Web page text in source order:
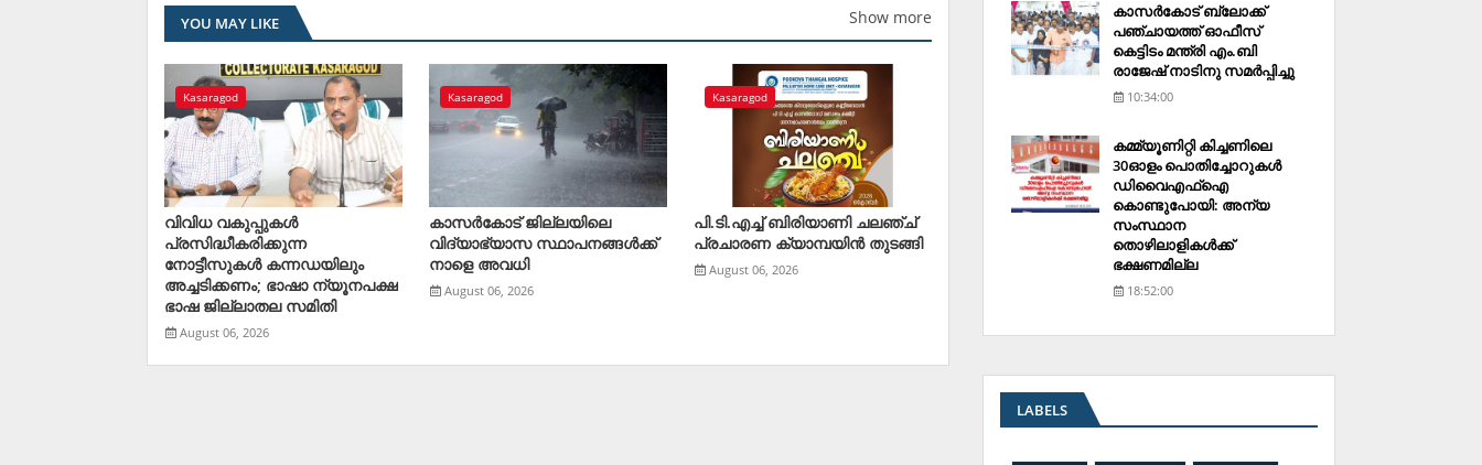
YOU MAY LIKE Show more
Kasaragod
വിവിധ വകുപ്പുകള്‍
പ്രസിദ്ധീകരിക്കുന്ന
നോട്ടീസുകള്‍ കന്നഡയിലും
അച്ചടിക്കണം; ഭാഷാ ന്യൂനപക്ഷ
ഭാഷ ജില്ലാതല സമിതി
August 06, 2026
Kasaragod
കാസര്‍കോട് ജില്ലയിലെ
വിദ്യാഭ്യാസ സ്ഥാപനങ്ങള്‍ക്ക്
നാളെ അവധി
August 06, 2026
Kasaragod
പി.ടി.എച്ച് ബിരിയാണി ചലഞ്ച്
പ്രചാരണ ക്യാമ്പയിൻ തുടങ്ങി
August 06, 2026
കാസര്‍കോട് ബ്ലോക്ക്
പഞ്ചായത്ത് ഓഫീസ്
കെട്ടിടം മന്ത്രി എം.ബി
രാജേഷ് നാടിനു സമര്‍പ്പിച്ചു
10:34:00
കമ്മ്യൂണിറ്റി കിച്ചണിലെ
30ഓളം പൊതിച്ചോറുകള്‍
ഡിവൈഎഫ്‌ഐ
കൊണ്ടുപോയി: അന്യ
സംസ്ഥാന
തൊഴിലാളികള്‍ക്ക്
ഭക്ഷണമില്ല
18:52:00
LABELS